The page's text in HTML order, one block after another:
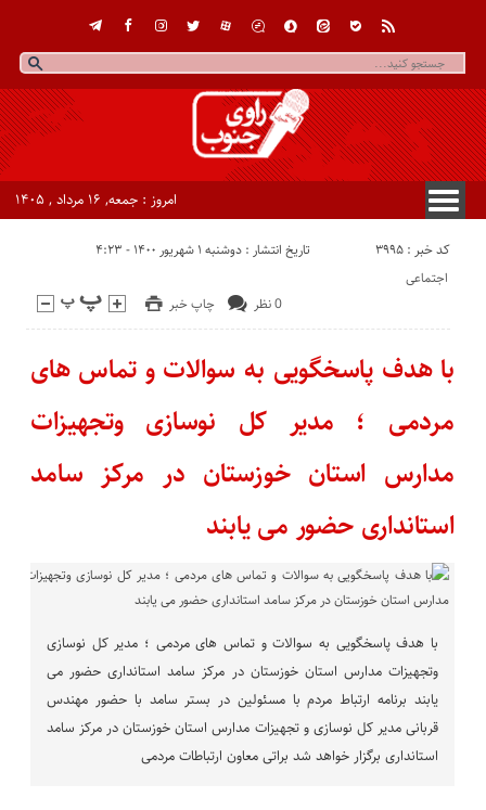
امروز : جمعه, ۱۶ مرداد , ۱۴۰۵
کد خبر : 3995 تاریخ انتشار : دوشنبه ۱ شهریور ۱۴۰۰ - ۴:۲۳
چاپ خبر 0 نظر
اجتماعی
با هدف پاسخگویی به سوالات و تماس های
مردمی ؛ مدیر کل نوسازی وتجهیزات
مدارس استان خوزستان در مرکز سامد
استانداری حضور می یابند
با هدف پاسخگویی به سوالات و تماس های مردمی ؛ مدیر کل نوسازی
وتجهیزات مدارس استان خوزستان در مرکز سامد استانداری حضور می
یابند برنامه ارتباط مردم با مسئولین در بستر سامد با حضور مهندس
قربانی مدیر کل نوسازی و تجهیزات مدارس استان خوزستان در مرکز سامد
استانداری برگزار خواهد شد براتی معاون ارتباطات مردمی